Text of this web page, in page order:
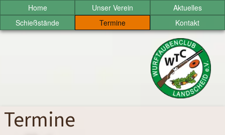
zum
Inhalt
Home Unser Verein
Aktuelles
Schießstände
Termine Kontakt
Wurftaubenclub
Landscheid
Termine